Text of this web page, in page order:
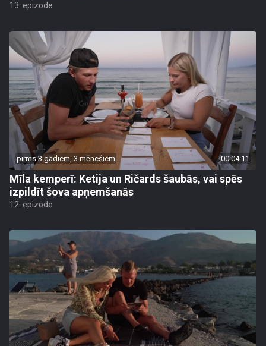
13. epizode
pirms 3 gadiem, 3 mēnešiem 00:04:11
Mīla kemperī: Ketija un Ričards šaubās, vai spēs
izpildīt šova apņemšanās
12. epizode